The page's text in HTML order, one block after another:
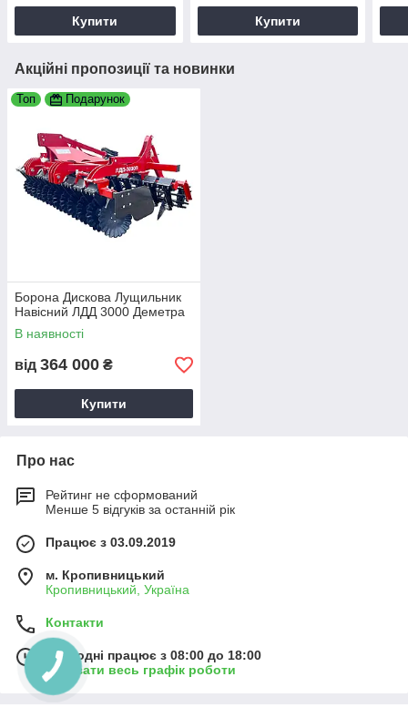
Купити Купити
Акційні пропозиції та новинки
Топ Подарунок
Борона Дискова Лущильник
Навісний ЛДД 3000 Деметра
В наявності
від 364 000 ₴
Купити
Про нас
Рейтинг не сформований
Менше 5 відгуків за останній рік
Працює з 03.09.2019
м. Кропивницький
Кропивницький, Україна
Контакти
Сьогодні працює з 08:00 до 18:00
Показати весь графік роботи